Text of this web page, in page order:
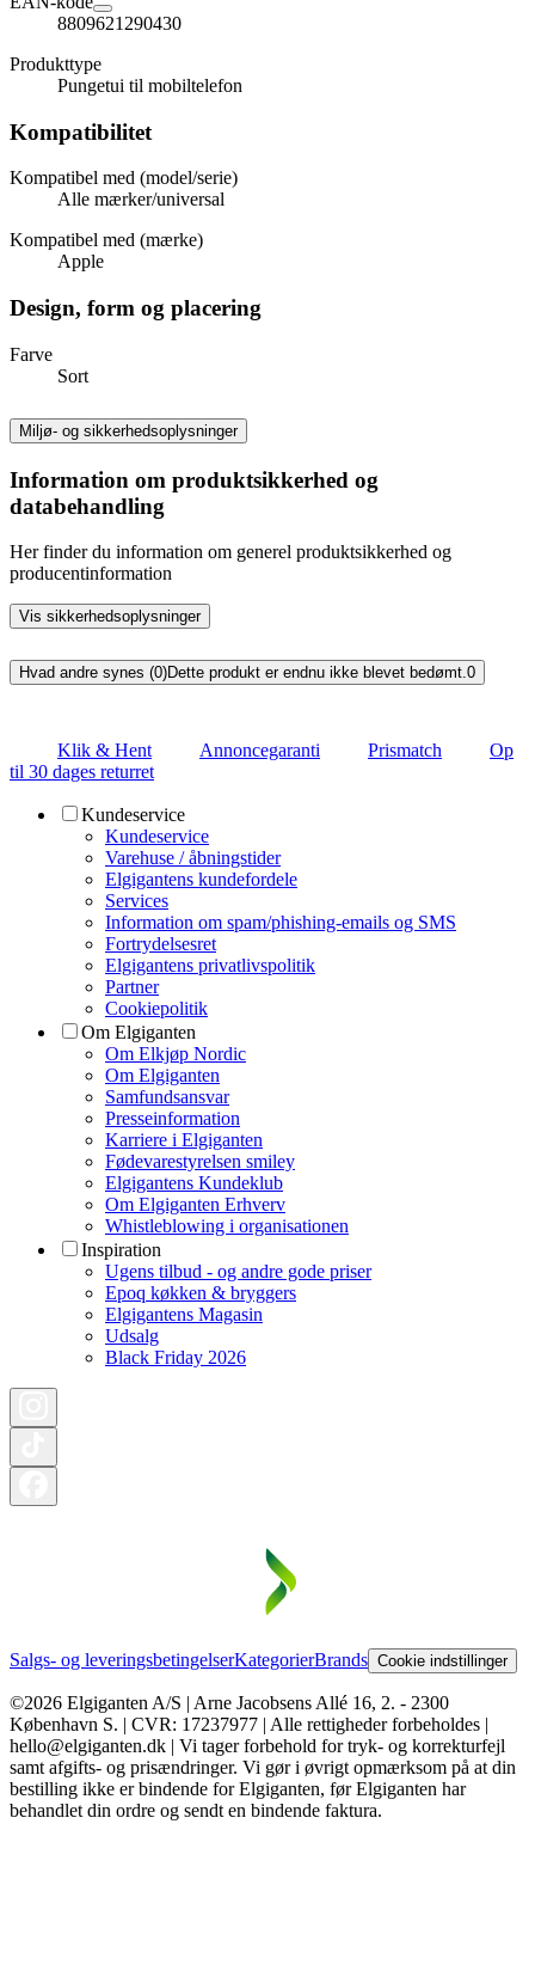
8809621290430
Produkttype
Pungetui til mobiltelefon
Kompatibilitet
Kompatibel med (model/serie)
Alle mærker/universal
Kompatibel med (mærke)
Apple
Design, form og placering
Farve
Sort
Miljø- og sikkerhedsoplysninger
Information om produktsikkerhed og
databehandling
Her finder du information om generel produktsikkerhed og
producentinformation
Vis sikkerhedsoplysninger
Hvad andre synes (0)Dette produkt er endnu ikke blevet bedømt.0
Klik & Hent Annoncegaranti Prismatch
Op
til 30 dages returret
Kundeservice
Kundeservice
Varehuse / åbningstider
Elgigantens kundefordele
Services
Information om spam/phishing-emails og SMS
Fortrydelsesret
Elgigantens privatlivspolitik
Partner
Cookiepolitik
Om Elgiganten
Om Elkjøp Nordic
Om Elgiganten
Samfundsansvar
Presseinformation
Karriere i Elgiganten
Fødevarestyrelsen smiley
Elgigantens Kundeklub
Om Elgiganten Erhverv
Whistleblowing i organisationen
Inspiration
Ugens tilbud - og andre gode priser
Epoq køkken & bryggers
Elgigantens Magasin
Udsalg
Black Friday 2026
Salgs- og leveringsbetingelserKategorierBrands Cookie indstillinger
©2026 Elgiganten A/S | Arne Jacobsens Allé 16, 2. - 2300
København S. | CVR: 17237977 | Alle rettigheder forbeholdes |
hello@elgiganten.dk | Vi tager forbehold for tryk- og korrekturfejl
samt afgifts- og prisændringer. Vi gør i øvrigt opmærksom på at din
bestilling ikke er bindende for Elgiganten, før Elgiganten har
behandlet din ordre og sendt en bindende faktura.